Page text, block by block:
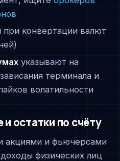
при конвертации валют
указывают на
терминала и
волатильности
остатки по счёту
акциями и фьючерсами
физических лиц